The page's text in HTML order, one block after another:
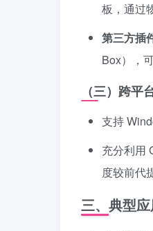
板，通过
第三方插
Box），
（三）跨平
支持
充分利用
度较前代
三、典型